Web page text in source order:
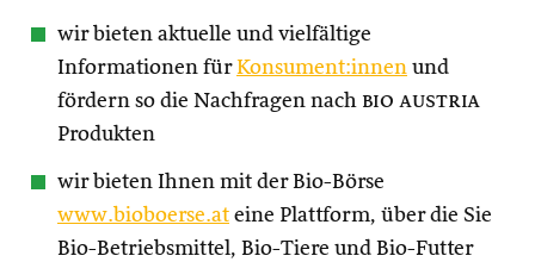
wir bieten aktuelle und vielfältige
Informationen fürKonsument:innen und
fördern so die Nachfragen nach bio austria
Produkten
wir bieten Ihnen mit der Bio-Börse
www.bioboerse.at eine Plattform, über die Sie
Bio-Betriebsmittel, Bio-Tiere und Bio-Futter